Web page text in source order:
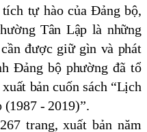
tự hào của Đảng bộ,
Tân Lập là những
được giữ gìn và phát
Đảng bộ phường đã tổ
bản cuốn sách “Lịch
- 2019)”.
trang, xuất bản năm